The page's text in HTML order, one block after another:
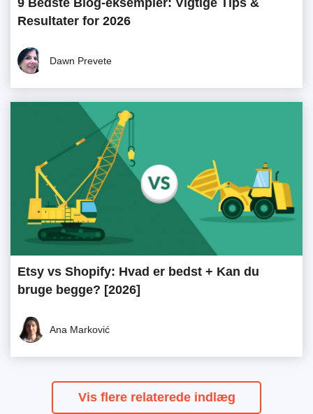
9 Bedste Blog-eksempler: Vigtige Tips &
Resultater for 2026
Dawn Prevete
Etsy vs Shopify: Hvad er bedst + Kan du
bruge begge? [2026]
Ana Marković
Vis flere relaterede indlæg